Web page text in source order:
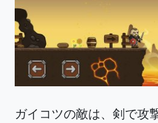
ガイコツの敵は、剣で攻